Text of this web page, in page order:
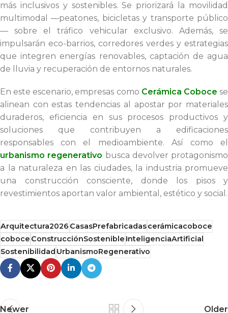
más inclusivos y sostenibles. Se priorizará la movilidad
multimodal —peatones, bicicletas y transporte público
— sobre el tráfico vehicular exclusivo. Además, se
impulsarán eco-barrios, corredores verdes y estrategias
que integren energías renovables, captación de agua
de lluvia y recuperación de entornos naturales.
En este escenario, empresas como Cerámica Coboce se
alinean con estas tendencias al apostar por materiales
duraderos, eficiencia en sus procesos productivos y
soluciones que contribuyen a edificaciones
responsables con el medioambiente. Así como el
urbanismo regenerativo busca devolver protagonismo
a la naturaleza en las ciudades, la industria promueve
una construcción consciente, donde los pisos y
revestimientos aportan valor ambiental, estético y social.
Arquitectura2026CasasPrefabricadascerámicacoboce
coboceConstrucciónSostenibleInteligenciaArtificial
SostenibilidadUrbanismoRegenerativo
Newer Older